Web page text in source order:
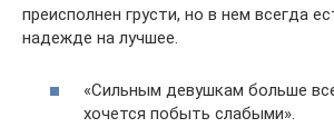
преисполнен грусти, но в нем всегда
надежде на лучшее.
«Сильным девушкам больше
хочется побыть слабыми».